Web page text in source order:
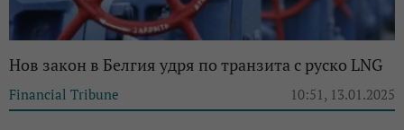
Нов закон в Белгия удря по транзита с руско LNG
Financial Tribune 10:51, 13.01.2025